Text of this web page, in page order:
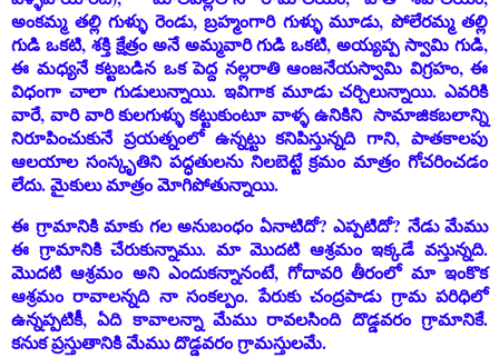
అంకమ్మ తల్లి గుళ్ళు రెండు, బ్రహ్మంగారి గుళ్ళు మూడు, పోలేరమ్మ తల్లి
గుడి ఒకటి, శక్తి క్షేత్రం అనే అమ్మవారి గుడి ఒకటి, అయ్యప్ప స్వామి గుడి,
ఈ మధ్యనే కట్టబడిన ఒక పెద్ద నల్లరాతి ఆంజనేయస్వామి విగ్రహం, ఈ
విధంగా చాలా గుడులున్నాయి. ఇవిగాక మూడు చర్చిలున్నాయి. ఎవరికి
వారే, వారి వారి కులగుళ్ళు కట్టుకుంటూ వాళ్ళ ఉనికిని సామాజికబలాన్ని
నిరూపించుకునే ప్రయత్నంలో ఉన్నట్టు కనిపిస్తున్నది గాని, పాతకాలపు
ఆలయాల సంస్కృతిని పద్ధతులను నిలబెట్టే క్రమం మాత్రం గోచరించడం
లేదు. మైకులు మాత్రం మోగిపోతున్నాయి.
ఈ గ్రామానికి మాకు గల అనుబంధం ఏనాటిదో? ఎప్పటిదో? నేడు మేము
ఈ గ్రామానికి చేరుకున్నాము. మా మొదటి ఆశ్రమం ఇక్కడే వస్తున్నది.
మొదటి ఆశ్రమం అని ఎందుకన్నానంటే, గోదావరి తీరంలో మా ఇంకొక
ఆశ్రమం రావాలన్నది నా సంకల్పం. పేరుకు చంద్రపాడు గ్రామ పరిధిలో
ఉన్నప్పటికీ, ఏది కావాలన్నా మేము రావలసింది దొడ్డవరం గ్రామానికే.
కనుక ప్రస్తుతానికి మేము దొడ్డవరం గ్రామస్తులమే.